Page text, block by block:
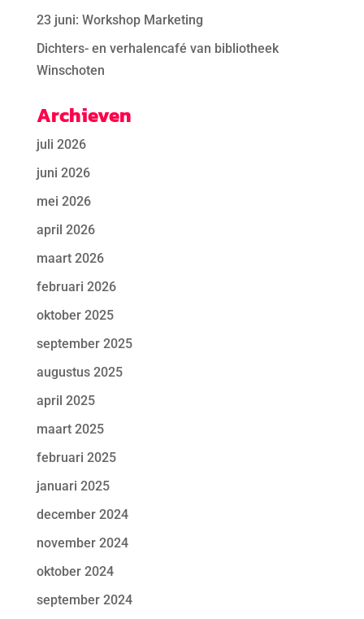
23 juni: Workshop Marketing
Dichters- en verhalencafé van bibliotheek
Winschoten
Archieven
juli 2026
juni 2026
mei 2026
april 2026
maart 2026
februari 2026
oktober 2025
september 2025
augustus 2025
april 2025
maart 2025
februari 2025
januari 2025
december 2024
november 2024
oktober 2024
september 2024